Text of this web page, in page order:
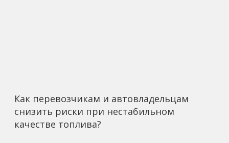
Как перевозчикам и автовладельцам
снизить риски при нестабильном
качестве топлива?